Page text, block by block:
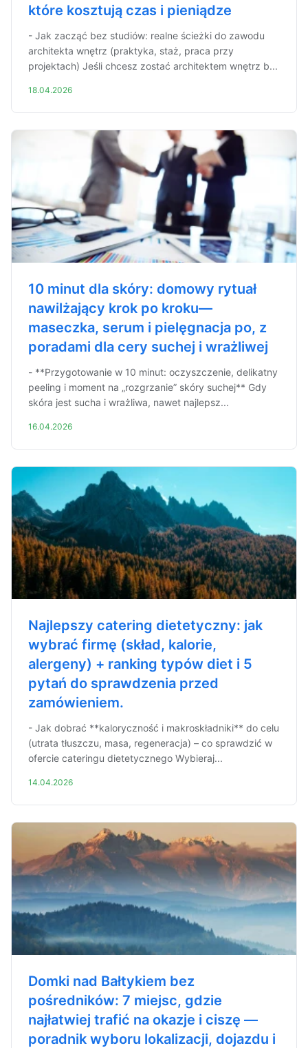
które kosztują czas i pieniądze
- Jak zacząć bez studiów: realne ścieżki do zawodu
architekta wnętrz (praktyka, staż, praca przy
projektach) Jeśli chcesz zostać architektem wnętrz b...
18.04.2026
10 minut dla skóry: domowy rytuał
nawilżający krok po kroku—
maseczka, serum i pielęgnacja po, z
poradami dla cery suchej i wrażliwej
- **Przygotowanie w 10 minut: oczyszczenie, delikatny
peeling i moment na „rozgrzanie” skóry suchej** Gdy
skóra jest sucha i wrażliwa, nawet najlepsz...
16.04.2026
Najlepszy catering dietetyczny: jak
wybrać firmę (skład, kalorie,
alergeny) + ranking typów diet i 5
pytań do sprawdzenia przed
zamówieniem.
- Jak dobrać **kaloryczność i makroskładniki** do celu
(utrata tłuszczu, masa, regeneracja) – co sprawdzić w
ofercie cateringu dietetycznego Wybieraj...
14.04.2026
Domki nad Bałtykiem bez
pośredników: 7 miejsc, gdzie
najłatwiej trafić na okazje i ciszę —
poradnik wyboru lokalizacji, dojazdu i